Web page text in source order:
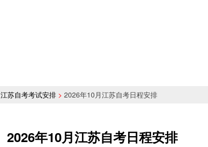
江苏自考考试安排 > 2026年10月江苏自考日程安排
2026年10月江苏自考日程安排